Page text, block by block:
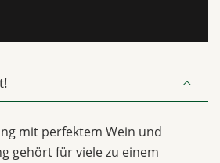
mit perfektem Wein und
gehört für viele zu einem